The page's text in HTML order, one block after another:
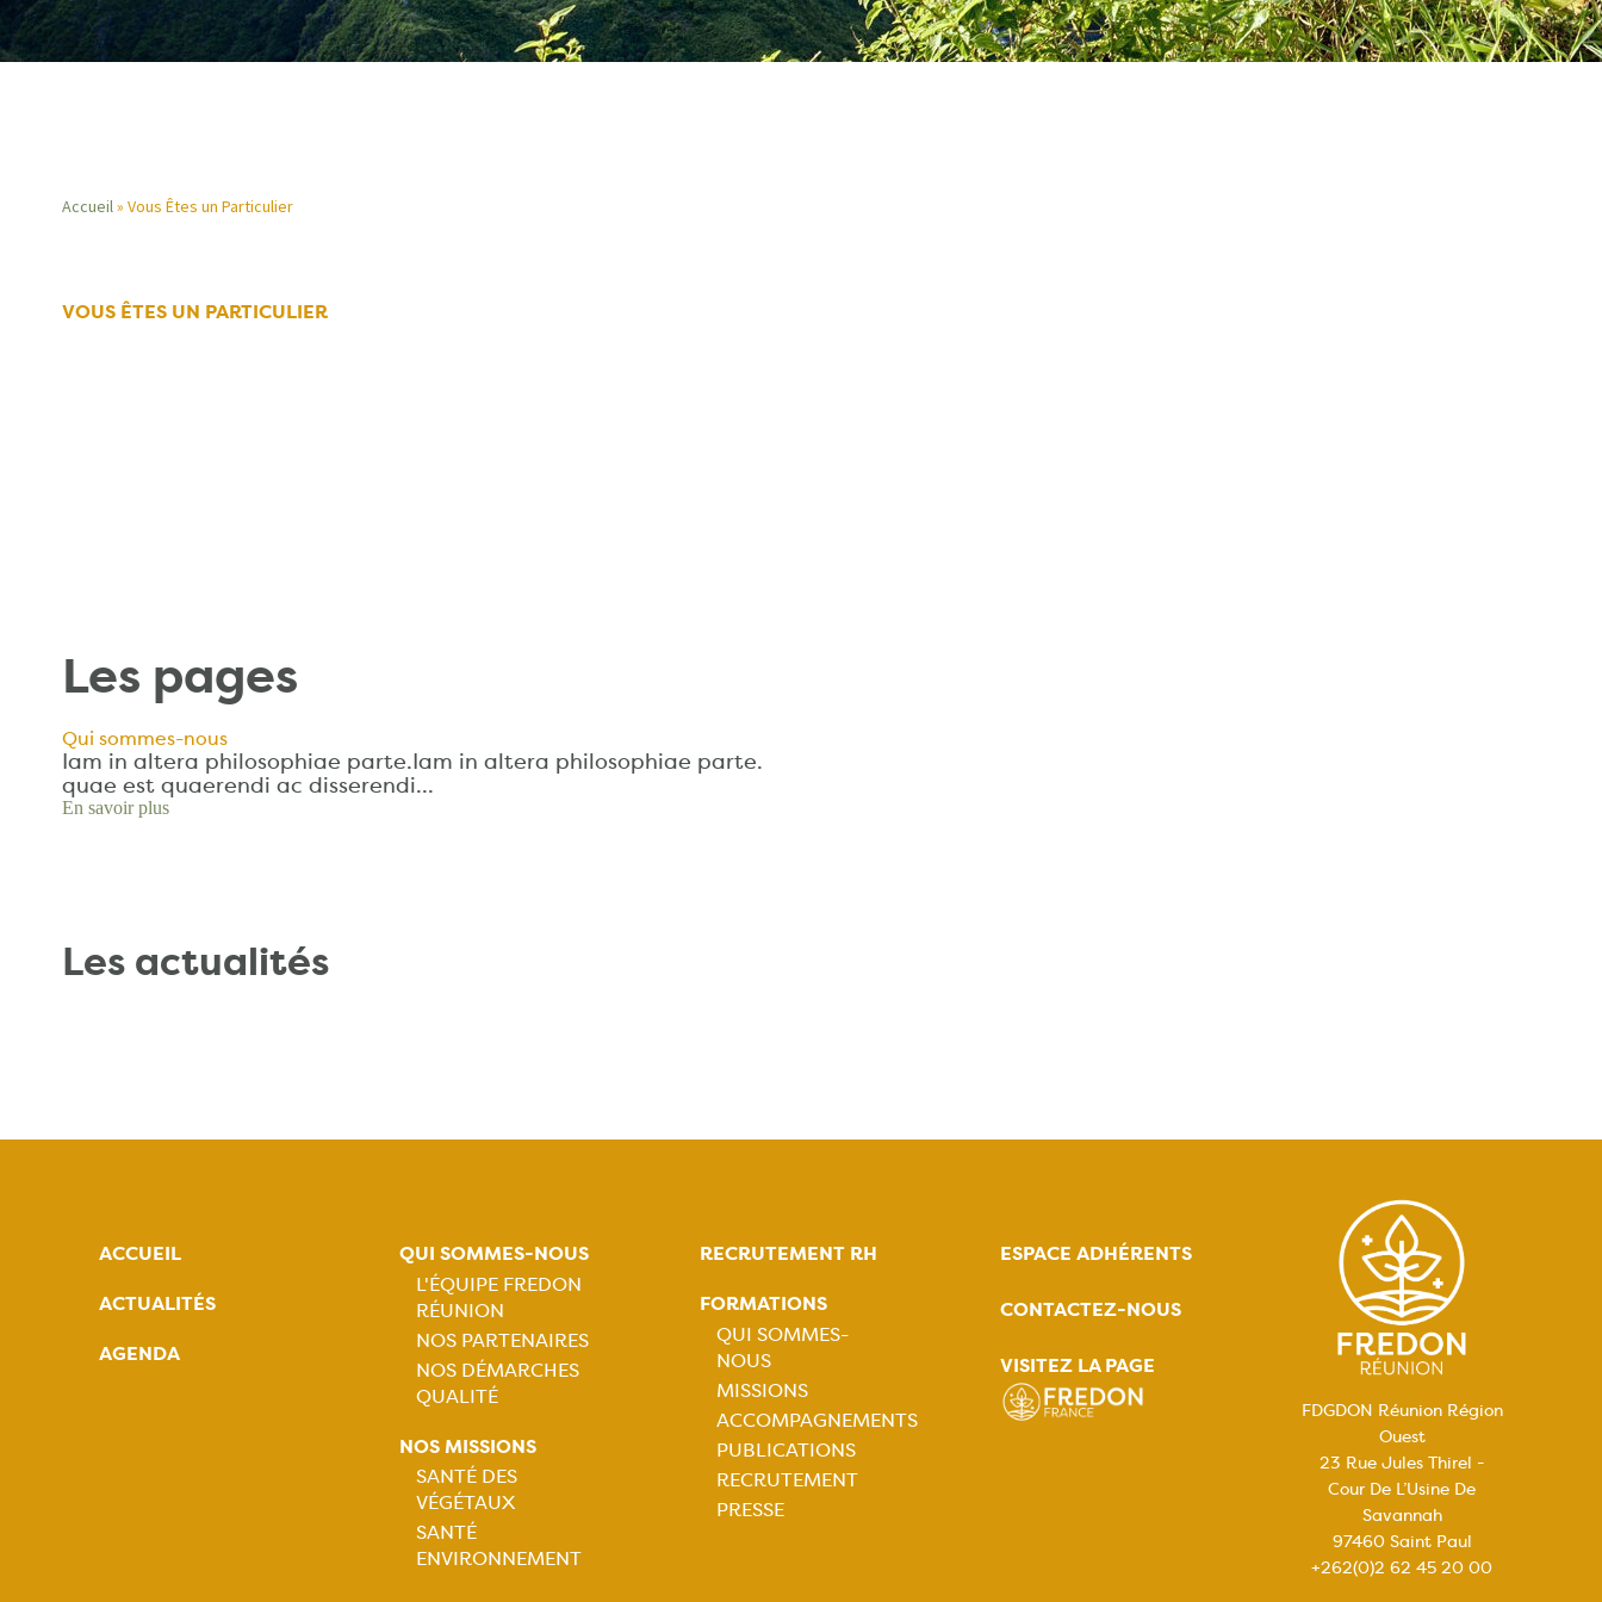
d'Ariane
Accueil Vous Êtes un Particulier
VOUS ÊTES UN PARTICULIER
Les pages
Qui sommes-nous
Iam in altera philosophiae parte.Iam in altera philosophiae parte.
quae est quaerendi ac disserendi…
En savoir plus
Les actualités
ACCUEIL
ACTUALITÉS
AGENDA
QUI SOMMES-NOUS
Navigation
principale
L'ÉQUIPE FREDON
RÉUNION
NOS PARTENAIRES
NOS DÉMARCHES
QUALITÉ
NOS MISSIONS
Navigation
principale
SANTÉ DES
VÉGÉTAUX
SANTÉ
ENVIRONNEMENT
RECRUTEMENT RH
FORMATIONS
Navigation
principale
QUI SOMMES-
NOUS
MISSIONS
ACCOMPAGNEMENTS
PUBLICATIONS
RECRUTEMENT
PRESSE
ESPACE ADHÉRENTS
CONTACTEZ-NOUS
VISITEZ LA PAGE
FDGDON Réunion Région
Ouest
23 Rue Jules Thirel -
Cour De L’Usine De
Savannah
97460 Saint Paul
+262(0)2 62 45 20 00